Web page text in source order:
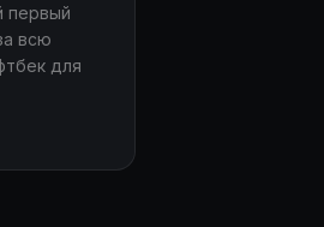
первый
всю
для